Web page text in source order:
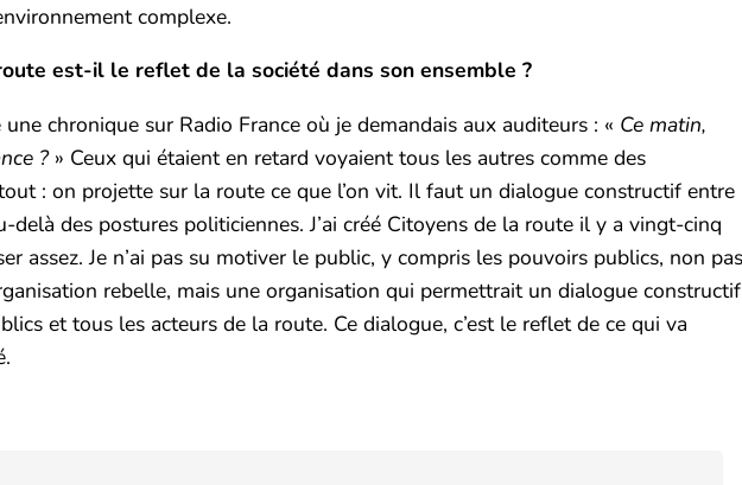
complexe.
est-il le reflet de la société dans son ensemble ?
une chronique sur Radio France où je demandais aux auditeurs : « Ce matin,
?» Ceux qui étaient en retard voyaient tous les autres comme des
: on projette sur la route ce que l’on vit. Il faut un dialogue constructif entre
delà des postures politiciennes. J’ai créé Citoyens de la route il y a vingt-cinq
assez. Je n’ai pas su motiver le public, y compris les pouvoirs publics, non pas
rebelle, mais une organisation qui permettrait un dialogue constructif
et tous les acteurs de la route. Ce dialogue, c’est le reflet de ce qui va